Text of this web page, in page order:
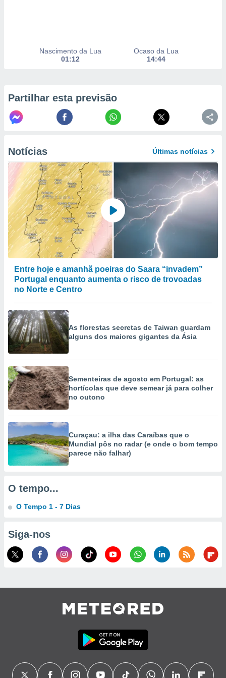
o
dos
os
de dados
e melhorar
dados
através
estudos
e
de
1199
Nascimento da Lua
01:12
Ocaso da Lua
14:44
Partilhar esta previsão
Notícias Últimas notícias
Entre hoje e amanhã poeiras do Saara “invadem”
Portugal enquanto aumenta o risco de trovoadas
no Norte e Centro
As florestas secretas de Taiwan guardam
alguns dos maiores gigantes da Ásia
Sementeiras de agosto em Portugal: as
hortícolas que deve semear já para colher
no outono
Curaçau: a ilha das Caraíbas que o
Mundial pôs no radar (e onde o bom tempo
parece não falhar)
O tempo...
O Tempo 1 - 7 Dias
Siga-nos